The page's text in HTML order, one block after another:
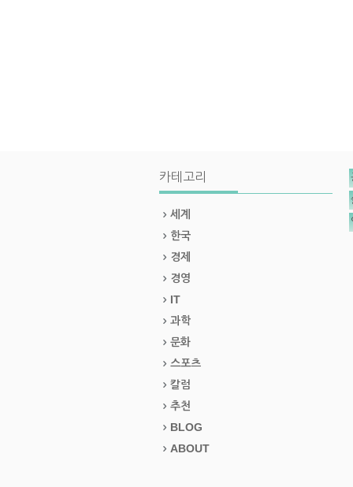
카테고리
세계
한국
경제
경영
IT
과학
문화
스포츠
칼럼
추천
BLOG
ABOUT